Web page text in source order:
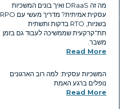
מה זה DRaaS ואיך בונים המשכיות
עסקית אמיתית? מדריך מעשי עם RPO
בשניות, RTO בדקות ותשתית
תת־קרקעית שממשיכה לעבוד גם בזמן
משבר.
Read More
המשכיות עסקית: למה רוב הארגונים
נופלים ברגע האמת
Read More